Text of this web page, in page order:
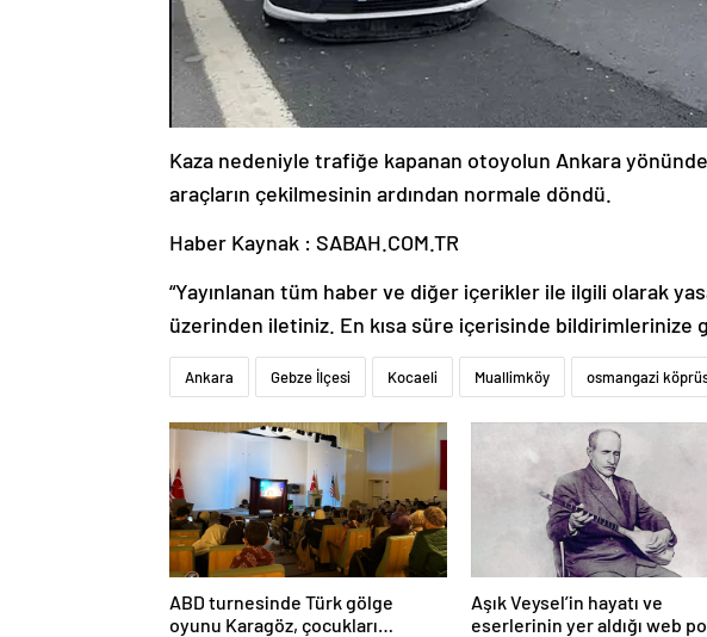
Kaza nedeniyle trafiğe kapanan otoyolun Ankara
araçların çekilmesinin ardından normale döndü.
Haber Kaynak : SABAH.COM.TR
“Yayınlanan tüm haber ve diğer içerikler ile ilgili olarak
üzerinden iletiniz. En kısa süre içerisinde bildirimlerinize
Ankara Gebze İlçesi Kocaeli Muallimköy osmangazi
ABD turnesinde Türk gölge
oyunu Karagöz, çocukları
Aşık Veysel’in hayatı ve
eserlerinin yer aldığı web